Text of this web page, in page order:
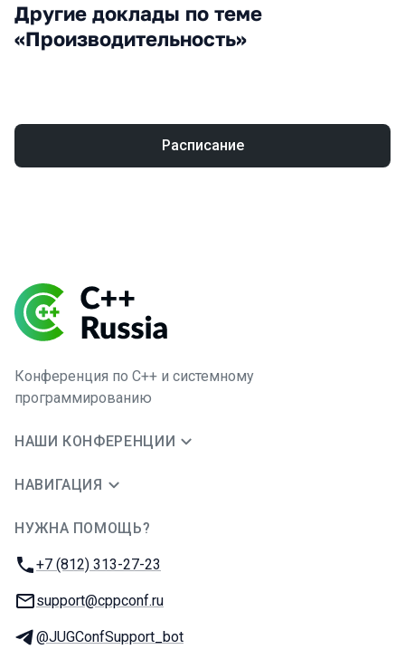
Другие доклады по теме
«Производительность»
Расписание
Конференция по C++ и системному
программированию
НАШИ КОНФЕРЕНЦИИ
НАВИГАЦИЯ
НУЖНА ПОМОЩЬ?
Телефон:
+7 (812) 313-27-23
E-mail:
support@cppconf.ru
Телеграм:
@JUGConfSupport_bot